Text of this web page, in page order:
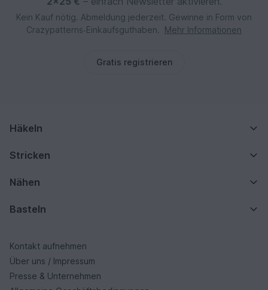
Kein Kauf nötig. Abmeldung jederzeit. Gewinne in Form von
Crazypatterns‑Einkaufsguthaben.
Mehr Informationen
Gratis registrieren
Häkeln
Stricken
Nähen
Basteln
Kontakt aufnehmen
Über uns / Impressum
Presse & Unternehmen